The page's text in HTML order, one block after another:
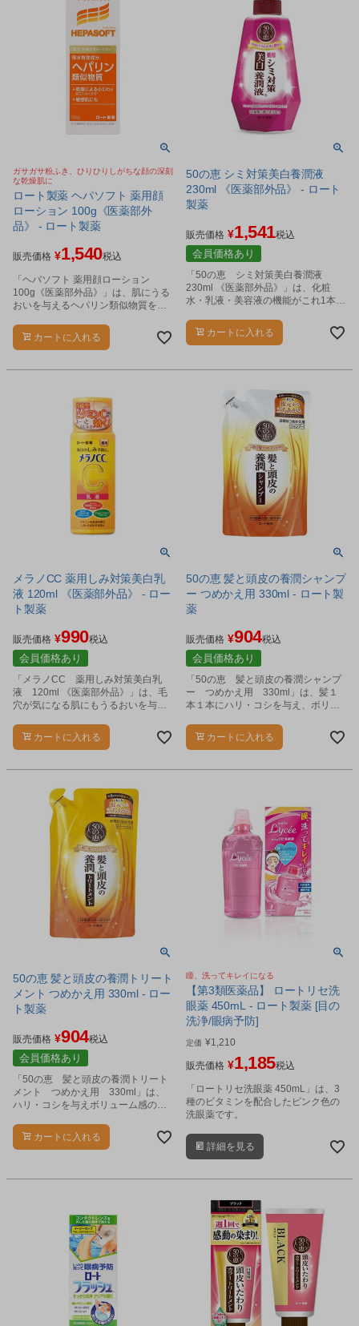
ガサガサ粉ふき、ひりひりしがちな顔の深刻
な乾燥肌に
ロート製薬 ヘパソフト 薬用顔
ローション 100g《医薬部外
品》 - ロート製薬
販売価格 ¥1,540税込
「ヘパソフト 薬用顔ローション
100g《医薬部外品》」は、肌にうる
おいを与えるヘパリン類似物質を配
カートに入れる
50の恵 シミ対策美白養潤液
230ml 《医薬部外品》 - ロート
製薬
販売価格 ¥1,541税込
会員価格あり
「50の恵 シミ対策美白養潤液
230ml 《医薬部外品》」は、化粧
水・乳液・美容液の機能がこれ1本で
キンケアです。
カートに入れる
メラノCC 薬用しみ対策美白乳
液 120ml 《医薬部外品》 - ロー
ト製薬
販売価格 ¥990税込
会員価格あり
「メラノCC 薬用しみ対策美白乳
液 120ml 《医薬部外品》」は、毛
穴が気になる肌にもうるおいを与
しみ対策乳液です。
カートに入れる
50の恵 髪と頭皮の養潤シャンプ
ー つめかえ用 330ml - ロート製
薬
販売価格 ¥904税込
会員価格あり
「50の恵 髪と頭皮の養潤シャンプ
ー つめかえ用 330ml」は、髪１
本１本にハリ・コシを与え、ボリュ
す。
カートに入れる
50の恵 髪と頭皮の養潤トリート
メント つめかえ用 330ml - ロー
ト製薬
販売価格 ¥904税込
会員価格あり
「50の恵 髪と頭皮の養潤トリート
メント つめかえ用 330ml」は、
ハリ・コシを与えボリューム感のあ
カートに入れる
瞳、洗ってキレイになる
【第3類医薬品】 ロートリセ洗
眼薬 450mL - ロート製薬 [目の
洗浄/眼病予防]
定価 ¥1,210
販売価格 ¥1,185税込
「ロートリセ洗眼薬 450mL」は、3
種のビタミンを配合したピンク色の
洗眼薬です。
詳細を見る